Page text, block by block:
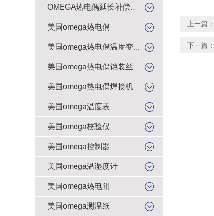
美国omega热电偶
美国omega热电偶铠装丝
美国omega热电偶焊接机
美国omega温度表
美国omega校验仪
美国omega控制器
美国omega温湿度计
美国omega热电阻
美国omega测温纸
上一篇：
下一篇：